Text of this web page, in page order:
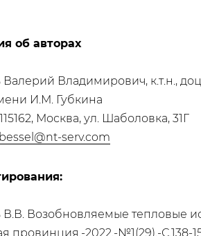
об авторах
Валерий Владимирович, к.т.н.,
И.М. Губкина
Москва, ул. Шаболовка, 31Г
serv.com
В.В. Возобновляемые тепловые
провинция.-2022.-№1(29).-С.138-